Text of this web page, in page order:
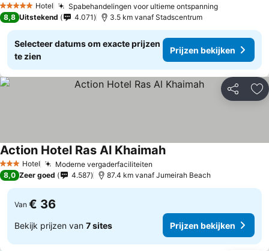
5 Sterren Hotel Spabehandelingen voor ultieme ontspanning
8,8 Uitstekend 4.071 3.5 km vanaf Stadscentrum
Selecteer datums om exacte prijzen
te zien
Prijzen bekijken
Delen
3 SterrenHotel Moderne vergaderfaciliteiten
Action Hotel Ras Al Khaimah
8,0 Zeer goed 4.587 87.4 km vanaf Jumeirah Beach
Van € 36
Bekijk prijzen van 7 sites Prijzen bekijken